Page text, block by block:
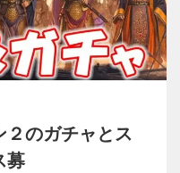
２のガチャとス
募